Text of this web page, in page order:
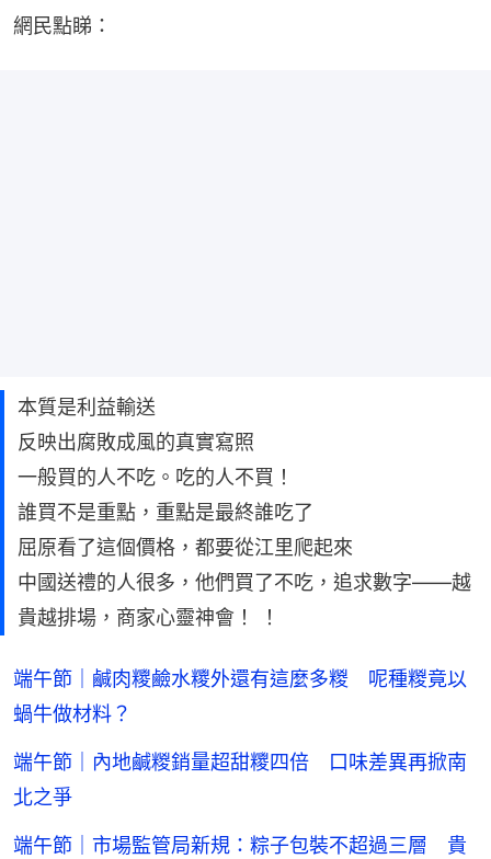
網民點睇：
本質是利益輸送
反映出腐敗成風的真實寫照
一般買的人不吃。吃的人不買！
誰買不是重點，重點是最終誰吃了
屈原看了這個價格，都要從江里爬起來
中國送禮的人很多，他們買了不吃，追求數字——越
貴越排場，商家心靈神會！ ！
端午節｜鹹肉糭鹼水糭外還有這麼多糉 呢種糉竟以
蝸牛做材料？
端午節｜內地鹹糉銷量超甜糭四倍 口味差異再掀南
北之爭
端午節｜市場監管局新規：粽子包裝不超過三層 貴